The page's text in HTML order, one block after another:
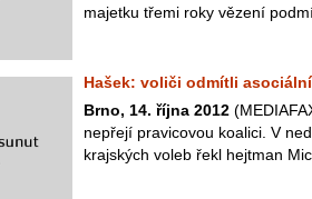
majetku třemi roky vězení
Hašek: voliči odmítli
Brno, 14. října 2012
nepřejí pravicovou koalici. V
krajských voleb řekl hejtman